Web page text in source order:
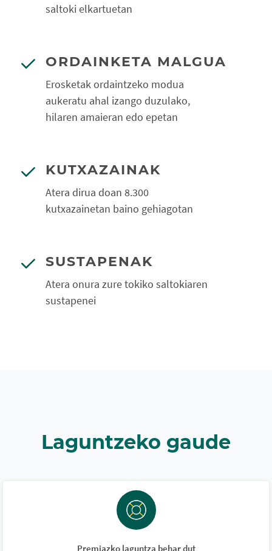
saltoki elkartuetan
ORDAINKETA MALGUA
Erosketak ordaintzeko modua
aukeratu ahal izango duzulako,
hilaren amaieran edo epetan
KUTXAZAINAK
Atera dirua doan 8.300
kutxazainetan baino gehiagotan
SUSTAPENAK
Atera onura zure tokiko saltokiaren
sustapenei
Laguntzeko gaude
Premiazko laguntza behar dut